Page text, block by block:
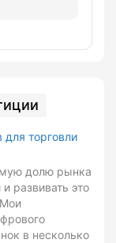
для торговли
долю рынка
развивать это
в несколько